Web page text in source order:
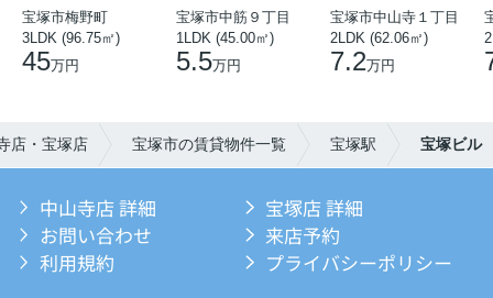
宝塚市梅野町
3LDK (96.75㎡)
45万円
宝塚市中筋９丁目
1LDK (45.00㎡)
5.5万円
宝塚市中山寺１丁目
2LDK (62.06㎡)
7.2万円
店・宝塚店 宝塚市の賃貸物件一覧 宝塚駅 宝塚ビル
中山寺店 詳細
宝塚店 詳細
お問い合わせ
来店予約
利用規約
プライバシーポリシー